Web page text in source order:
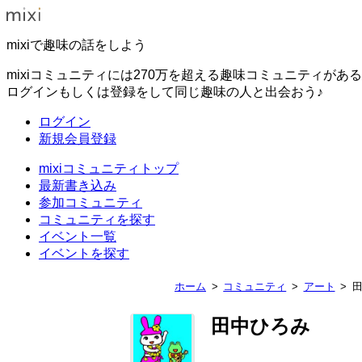
mixiで趣味の話をしよう
mixiコミュニティには270万を超える趣味コミュニティがある
ログインもしくは登録をして同じ趣味の人と出会おう♪
ログイン
新規会員登録
mixiコミュニティトップ
最新書き込み
参加コミュニティ
コミュニティを探す
イベント一覧
イベントを探す
ホーム コミュニティ アート
田中ひろみ